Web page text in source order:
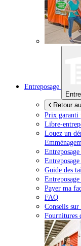
Entreposage
Retour
Prix garanti
Libre-
Louez un
Guide des
Payer ma
FAQ
Conseils
Fournitures